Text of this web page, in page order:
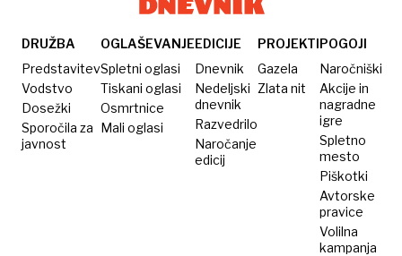
DRUŽBA
Predstavitev
Vodstvo
Dosežki
Sporočila za
javnost
OGLAŠEVANJE
Spletni oglasi
Tiskani oglasi
Osmrtnice
Mali oglasi
EDICIJE
Dnevnik
Nedeljski
dnevnik
Razvedrilo
Naročanje
edicij
PROJEKTI
Gazela
Zlata nit
POGOJI
Naročniški
Akcije in
nagradne
igre
Spletno
mesto
Piškotki
Avtorske
pravice
Volilna
kampanja